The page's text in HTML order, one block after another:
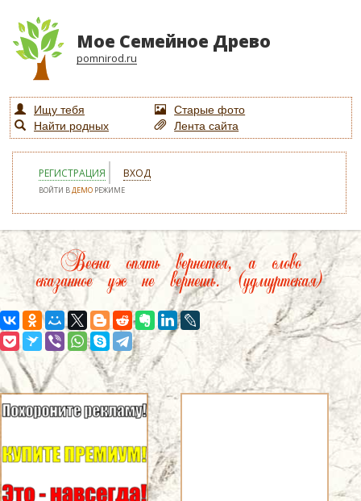
Мое Семейное Древо
pomnirod.ru
Ищу тебя
Старые фото
Найти родных
Лента сайта
РЕГИСТРАЦИЯ ВХОД
ВОЙТИ ВДЕМО РЕЖИМЕ
Весна опять вернется, а слово
сказанное уж не вернешь. (удмуртская)